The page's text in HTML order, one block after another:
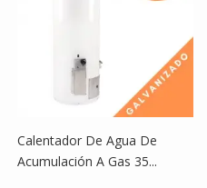
Calentador De Agua De
Acumulación A Gas 35...